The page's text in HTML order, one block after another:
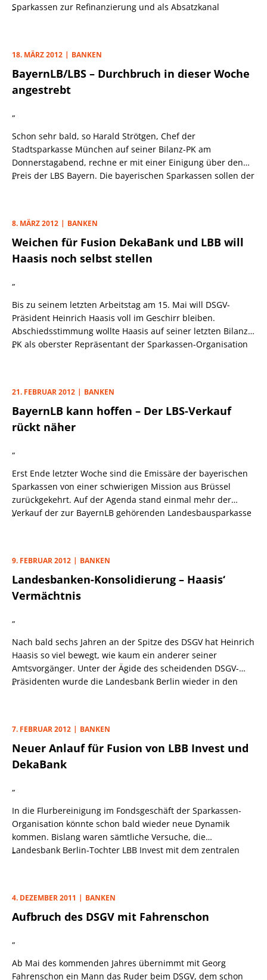
Sparkassen zur Refinanzierung und als Absatzkanal
„
18. MÄRZ 2012 BANKEN
BayernLB/LBS – Durchbruch in dieser Woche
angestrebt
„
Schon sehr bald, so Harald Strötgen, Chef der
Stadtsparkasse München auf seiner Bilanz-PK am
Donnerstagabend, rechne er mit einer Einigung über den
Preis der LBS Bayern. Die bayerischen Sparkassen sollen der
„
8. MÄRZ 2012 BANKEN
Weichen für Fusion DekaBank und LBB will
Haasis noch selbst stellen
„
Bis zu seinem letzten Arbeitstag am 15. Mai will DSGV-
Präsident Heinrich Haasis voll im Geschirr bleiben.
Abschiedsstimmung wollte Haasis auf seiner letzten Bilanz-
PK als oberster Repräsentant der Sparkassen-Organisation
„
21. FEBRUAR 2012 BANKEN
BayernLB kann hoffen – Der LBS-Verkauf
rückt näher
„
Erst Ende letzter Woche sind die Emissäre der bayerischen
Sparkassen von einer schwierigen Mission aus Brüssel
zurückgekehrt. Auf der Agenda stand einmal mehr der
Verkauf der zur BayernLB gehörenden Landesbausparkasse
„
9. FEBRUAR 2012 BANKEN
Landesbanken-Konsolidierung – Haasis‘
Vermächtnis
„
Nach bald sechs Jahren an der Spitze des DSGV hat Heinrich
Haasis so viel bewegt, wie kaum ein anderer seiner
Amtsvorgänger. Unter der Ägide des scheidenden DSGV-
Präsidenten wurde die Landesbank Berlin wieder in den
vergangenen Jahr Alleineigentümer und die Skandalnudel
WestLB wird weitgehend abgewickelt. Lediglich das
Verbundgeschäft der WestLB soll unter dem Dach der
„
7. FEBRUAR 2012 BANKEN
Neuer Anlauf für Fusion von LBB Invest und
DekaBank
„
In die Flurbereinigung im Fondsgeschäft der Sparkassen-
Organisation könnte schon bald wieder neue Dynamik
kommen. Bislang waren sämtliche Versuche, die
Landesbank Berlin-Tochter LBB Invest mit dem zentralen
bei der börsennotierten Landesbank Berlin gespielt. Die
Sparkassen verfügen bei dem Institut zwar mit 98,7% über
weiterhin Rücksicht auf den Streubesitz nehmen. Doch das
„
4. DEZEMBER 2011 BANKEN
Aufbruch des DSGV mit Fahrenschon
„
Ab Mai des kommenden Jahres übernimmt mit Georg
Fahrenschon ein Mann das Ruder beim DSGV, dem schon